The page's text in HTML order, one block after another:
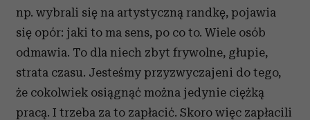
np. wybrali się na artystyczną randkę, pojawia
się opór: jaki to ma sens, po co to. Wiele osób
odmawia. To dla niech zbyt frywolne, głupie,
strata czasu. Jesteśmy przyzwyczajeni do tego,
że cokolwiek osiągnąć można jedynie ciężką
pracą. I trzeba za to zapłacić. Skoro więc zapłacili